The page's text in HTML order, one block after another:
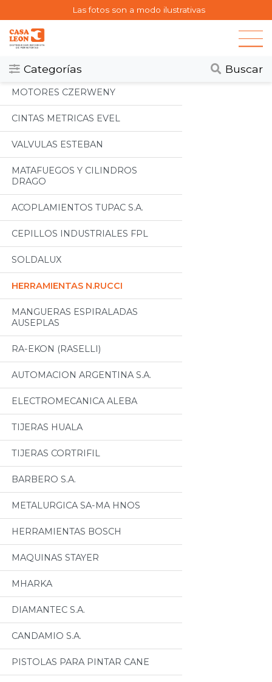
Las fotos son a modo ilustrativas
Categorías Buscar
Categorias
Todos
MOTORES CZERWENY
CINTAS METRICAS EVEL
VALVULAS ESTEBAN
MATAFUEGOS Y CILINDROS
DRAGO
ACOPLAMIENTOS TUPAC S.A.
CEPILLOS INDUSTRIALES FPL
SOLDALUX
HERRAMIENTAS N.RUCCI
MANGUERAS ESPIRALADAS
AUSEPLAS
RA-EKON (RASELLI)
AUTOMACION ARGENTINA S.A.
ELECTROMECANICA ALEBA
TIJERAS HUALA
TIJERAS CORTRIFIL
BARBERO S.A.
METALURGICA SA-MA HNOS
HERRAMIENTAS BOSCH
MAQUINAS STAYER
MHARKA
DIAMANTEC S.A.
CANDAMIO S.A.
PISTOLAS PARA PINTAR CANE